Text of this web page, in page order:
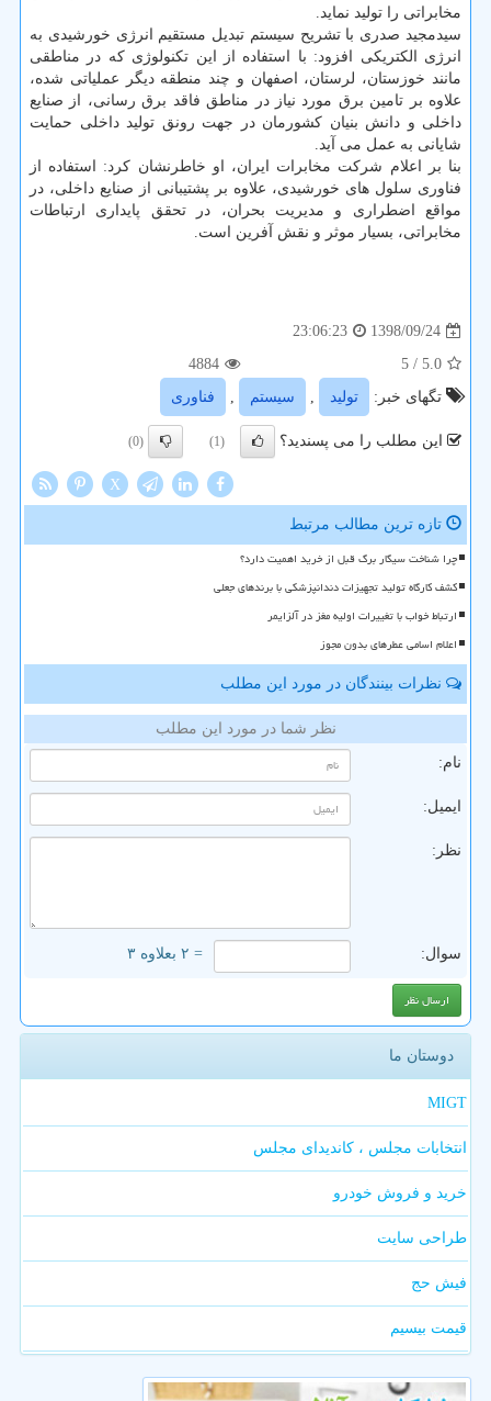
مخابراتی را تولید نماید.
سیدمجید صدری با تشریح سیستم تبدیل مستقیم انرژی خورشیدی به
انرژی الكتریكی افزود: با استفاده از این تكنولوژی كه در مناطقی
مانند خوزستان، لرستان، اصفهان و چند منطقه دیگر عملیاتی شده،
علاوه بر تامین برق مورد نیاز در مناطق فاقد برق رسانی، از صنایع
داخلی و دانش بنیان كشورمان در جهت رونق تولید داخلی حمایت
شایانی به عمل می آید.
بنا بر اعلام شركت مخابرات ایران، او خاطرنشان كرد: استفاده از
فناوری سلول های خورشیدی، علاوه بر پشتیبانی از صنایع داخلی، در
مواقع اضطراری و مدیریت بحران، در تحقق پایداری ارتباطات
مخابراتی، بسیار موثر و نقش آفرین است.
1398/09/24
23:06:23
5.0
/ 5
4884
تگهای خبر:
تولید , سیستم , فناوری
این مطلب را می پسندید؟ (1)
(0)
X
تازه ترین مطالب مرتبط
چرا شناخت سیگار برگ قبل از خرید اهمیت دارد؟
کشف کارگاه تولید تجهیزات دندانپزشکی با برندهای جعلی
ارتباط خواب با تغییرات اولیه مغز در آلزایمر
اعلام اسامی عطرهای بدون مجوز
نظرات بینندگان در مورد این مطلب
نظر شما در مورد این مطلب
نام:
ایمیل:
نظر:
سوال: = ۲ بعلاوه ۳
دوستان ما
MIGT
انتخابات مجلس ، کاندیدای مجلس
خرید و فروش خودرو
طراحی سایت
فیش حج
قیمت بیسیم